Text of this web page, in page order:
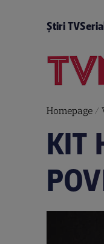
Știri TV
Homepage/
KIT